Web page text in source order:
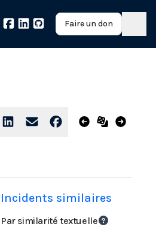
Faire un don
Incidents similaires
Par similarité textuelle